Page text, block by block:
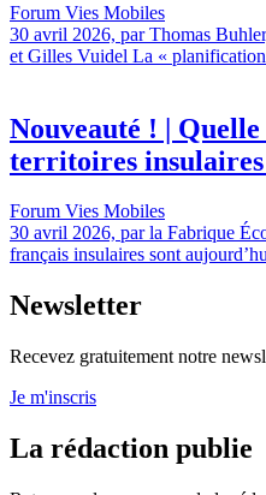
Forum Vies Mobiles
30 avril 2026, par Thomas
et Gilles Vuidel La « planification
Nouveauté ! |
territoires insulaires
Forum Vies Mobiles
30 avril 2026, par la Fabrique
français insulaires sont
Newsletter
Recevez gratuitement notre
Je m'inscris
La rédaction publie